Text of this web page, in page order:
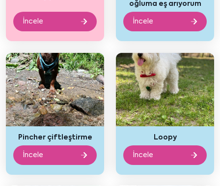
İncele
oğluma eş arıyorum
İncele
Pincher çiftleştirme
İncele
Loopy
İncele